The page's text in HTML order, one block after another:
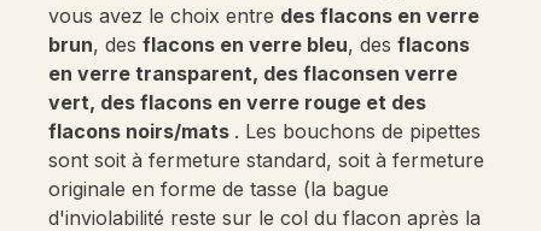
vous avez le choix entre des flacons en verre
brun, des flacons en verre bleu, des flacons
en verre transparent, des flaconsen verre
vert, des flacons en verre rouge et des
flacons noirs/mats . Les bouchons de pipettes
sont soit à fermeture standard, soit à fermeture
originale en forme de tasse (la bague
d'inviolabilité reste sur le col du flacon après la